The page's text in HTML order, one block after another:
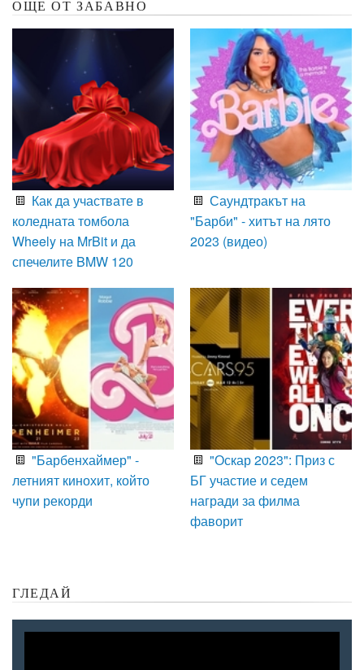
ОЩЕ ОТ ЗАБАВНО
Как да участвате в
коледната томбола
Wheely на MrBit и да
спечелите BMW 120
Саундтракът на
"Барби" - хитът на лято
2023 (видео)
"Барбенхаймер" -
летният кинохит, който
чупи рекорди
"Оскар 2023": Приз с
БГ участие и седем
награди за филма
фаворит
ГЛЕДАЙ